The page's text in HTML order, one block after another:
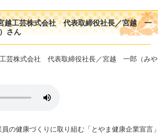
工芸株式会社 代表取締役社長／宮越 一
さん
芸株式会社 代表取締役社長／宮越 一郎（みや
の健康づくりに取り組む「とやま健康企業宣言」